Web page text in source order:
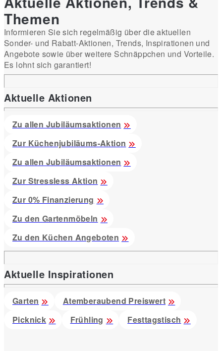
Themen
Informieren Sie sich regelmäßig über die aktuellen
Sonder- und Rabatt-Aktionen, Trends, Inspirationen und
Angebote sowie über weitere Schnäppchen und Vorteile.
Es lohnt sich garantiert!
Aktuelle Aktionen
Zu allen Jubiläumsaktionen
Zur Küchenjubiläums-Aktion
Zu allen Jubiläumsaktionen
Zur Stressless Aktion
Zur 0% Finanzierung
Zu den Gartenmöbeln
Zu den Küchen Angeboten
Aktuelle Inspirationen
Garten
Atemberaubend Preiswert
Picknick
Frühling Festtagstisch